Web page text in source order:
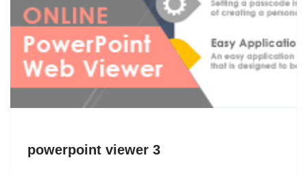
powerpoint viewer 3